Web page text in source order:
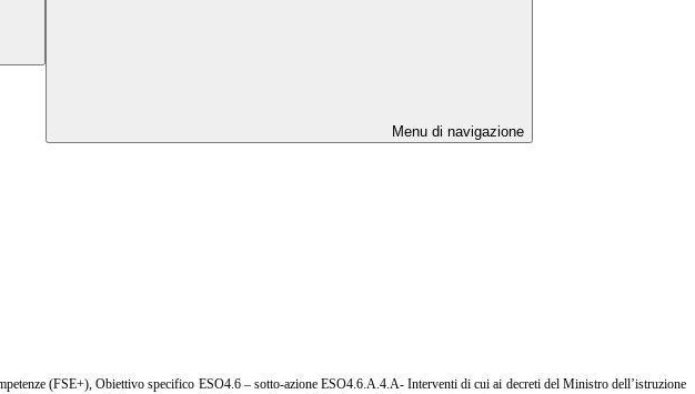
Menu di navigazione
(FSE+), Obiettivospecifico ESO4.6 – sotto-azione ESO4.6.A.4.A- Interventi di cui ai decreti del Ministrodell’istruzione